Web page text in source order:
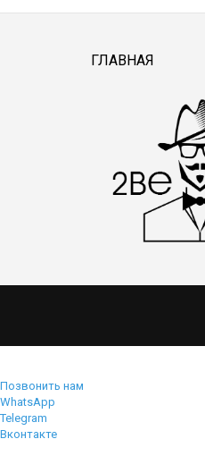
ГЛАВНАЯ
Позвонить нам
WhatsApp
Telegram
Вконтакте